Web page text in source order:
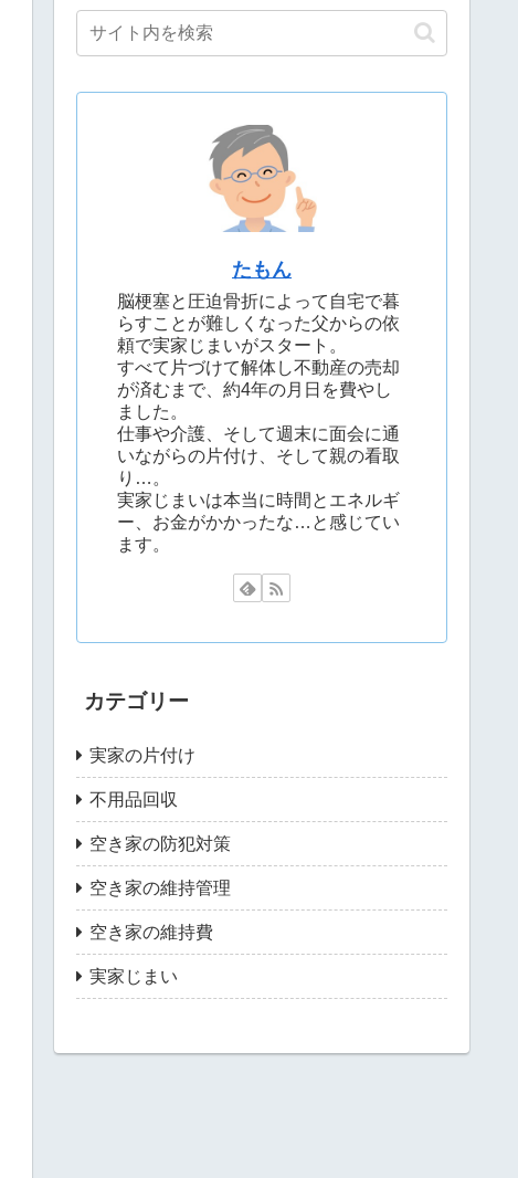
たもん
脳梗塞と圧迫骨折によって自宅で暮
らすことが難しくなった父からの依
頼で実家じまいがスタート。
すべて片づけて解体し不動産の売却
が済むまで、約4年の月日を費やし
ました。
仕事や介護、そして週末に面会に通
いながらの片付け、そして親の看取
り…。
実家じまいは本当に時間とエネルギ
ー、お金がかかったな…と感じてい
ます。
カテゴリー
実家の片付け
不用品回収
空き家の防犯対策
空き家の維持管理
空き家の維持費
実家じまい